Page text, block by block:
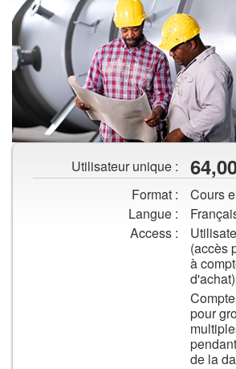
Deux
travailleursUtilisateur unique :
Format :
Cours
Langue :
Access :
(accès
à
d'achat)
pour
de la